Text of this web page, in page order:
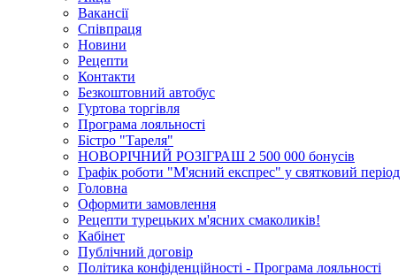
Вакансії
Співпраця
Новини
Рецепти
Контакти
Безкоштовний автобус
Гуртова торгівля
Програма лояльності
Бістро "Тареля"
НОВОРІЧНИЙ РОЗІГРАШ 2 500 000 бонусів
Графік роботи "М'ясний експрес" у святковий період
Головна
Оформити замовлення
Рецепти турецьких м'ясних смаколиків!
Кабінет
Публічний договір
Політика конфіденційності - Програма лояльності